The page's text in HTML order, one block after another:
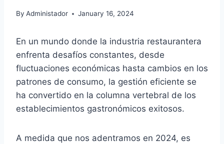
By Administador January 16, 2024
En un mundo donde la industria restaurantera
enfrenta desafíos constantes, desde
fluctuaciones económicas hasta cambios en los
patrones de consumo, la gestión eficiente se
ha convertido en la columna vertebral de los
establecimientos gastronómicos exitosos.
A medida que nos adentramos en 2024, es